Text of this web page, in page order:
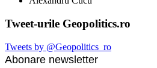
Tweet-urile Geopolitics.ro
Tweets by @Geopolitics_ro
Abonare newsletter